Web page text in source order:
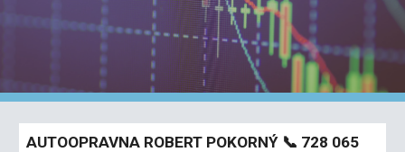
AUTOOPRAVNA ROBERT POKORNÝ 📞 728 065